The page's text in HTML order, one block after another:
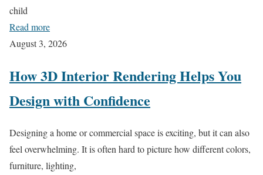
child
Read more
August 3, 2026
How 3D Interior Rendering Helps You
Design with Confidence
Designing a home or commercial space is exciting, but it can also
feel overwhelming. It is often hard to picture how different colors,
furniture, lighting,